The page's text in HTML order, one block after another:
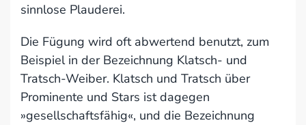
sinnlose Plauderei.
Die Fügung wird oft abwertend benutzt, zum
Beispiel in der Bezeichnung Klatsch- und
Tratsch-Weiber. Klatsch und Tratsch über
Prominente und Stars ist dagegen
»gesellschaftsfähig«, und die Bezeichnung